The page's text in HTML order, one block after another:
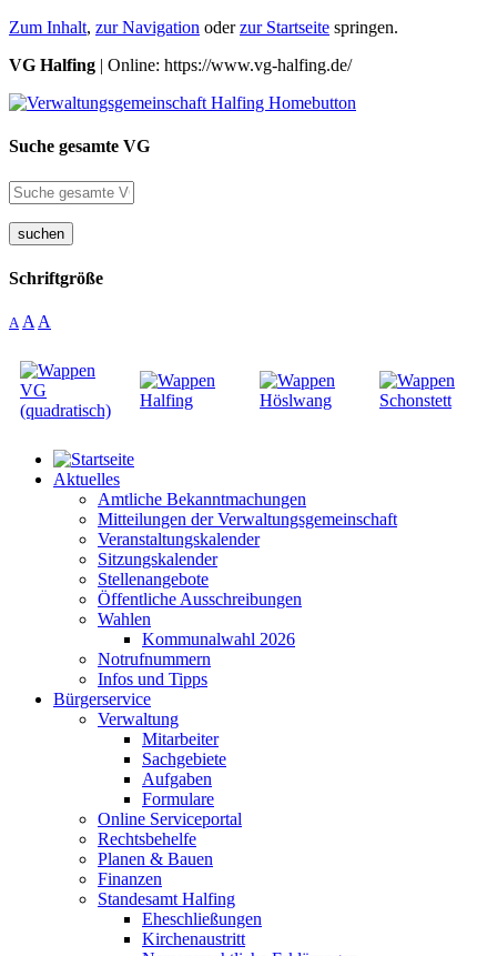
Zum Inhalt, zur Navigation oderzur Startseite springen.
VG Halfing | Online: https://www.vg-halfing.de/
Suche gesamte VG
suchen
Schriftgröße
A A A
Aktuelles
Amtliche Bekanntmachungen
Mitteilungen der Verwaltungsgemeinschaft
Veranstaltungskalender
Sitzungskalender
Stellenangebote
Öffentliche Ausschreibungen
Wahlen
Kommunalwahl 2026
Notrufnummern
Infos und Tipps
Bürgerservice
Verwaltung
Mitarbeiter
Sachgebiete
Aufgaben
Formulare
Online Serviceportal
Rechtsbehelfe
Planen & Bauen
Finanzen
Standesamt Halfing
Eheschließungen
Kirchenaustritt